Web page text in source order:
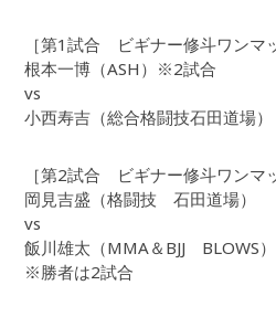
［第1試合 ビギナー修斗ワンマ
根本一博（ASH）※2試合
vs
小西寿吉（総合格闘技石田道場）
［第2試合 ビギナー修斗ワンマ
岡見吉盛（格闘技 石田道場）
vs
飯川雄太（MMA＆BJJ BLOWS）
※勝者は2試合